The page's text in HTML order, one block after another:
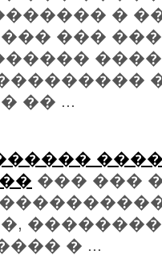
�
���
�� ...
��� ���
� ...